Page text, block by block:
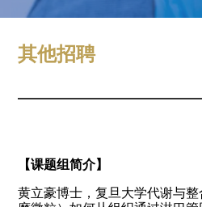
其他招聘
【课题组简介】
黄立豪博士，复旦大学代谢与